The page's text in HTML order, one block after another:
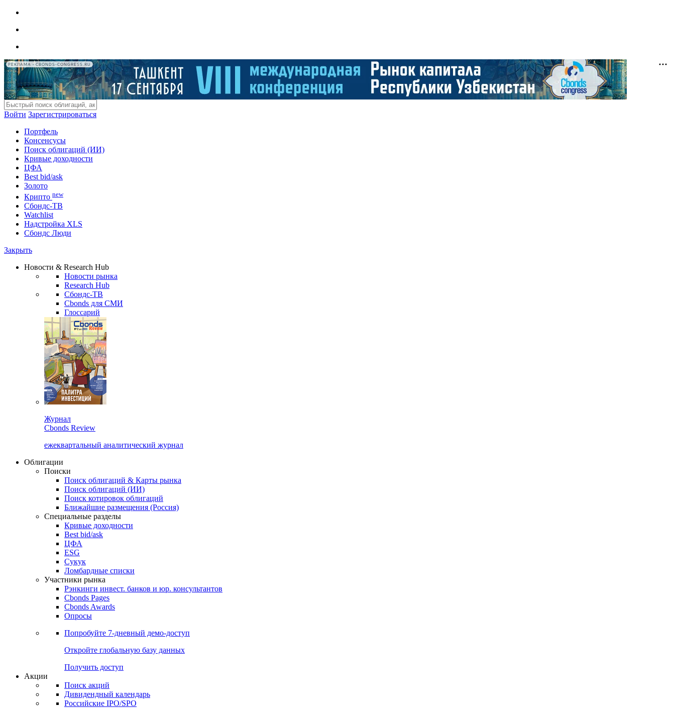
РЕКЛАМА • CBONDS-CONGRESS.RU
Войти Зарегистрироваться
Портфель
Консенсусы
Поиск облигаций (ИИ)
Кривые доходности
ЦФА
Best bid/ask
Золото
Крипто new
Сбондс-ТВ
Watchlist
Надстройка XLS
Сбондс Люди
Закрыть
Новости & Research Hub
Новости рынка
Research Hub
Сбондс-ТВ
Cbonds для СМИ
Глоссарий
Журнал
Cbonds Review
ежеквартальный аналитический журнал
Облигации
Поиски
Поиск облигаций & Карты рынка
Поиск облигаций (ИИ)
Поиск котировок облигаций
Ближайшие размещения (Россия)
Специальные разделы
Кривые доходности
Best bid/ask
ЦФА
ESG
Сукук
Ломбардные списки
Участники рынка
Рэнкинги инвест. банков и юр. консультантов
Cbonds Pages
Cbonds Awards
Опросы
Попробуйте 7-дневный демо-доступ
Откройте глобальную базу данных
Получить доступ
Акции
Поиск акций
Дивидендный календарь
Российские IPO/SPO